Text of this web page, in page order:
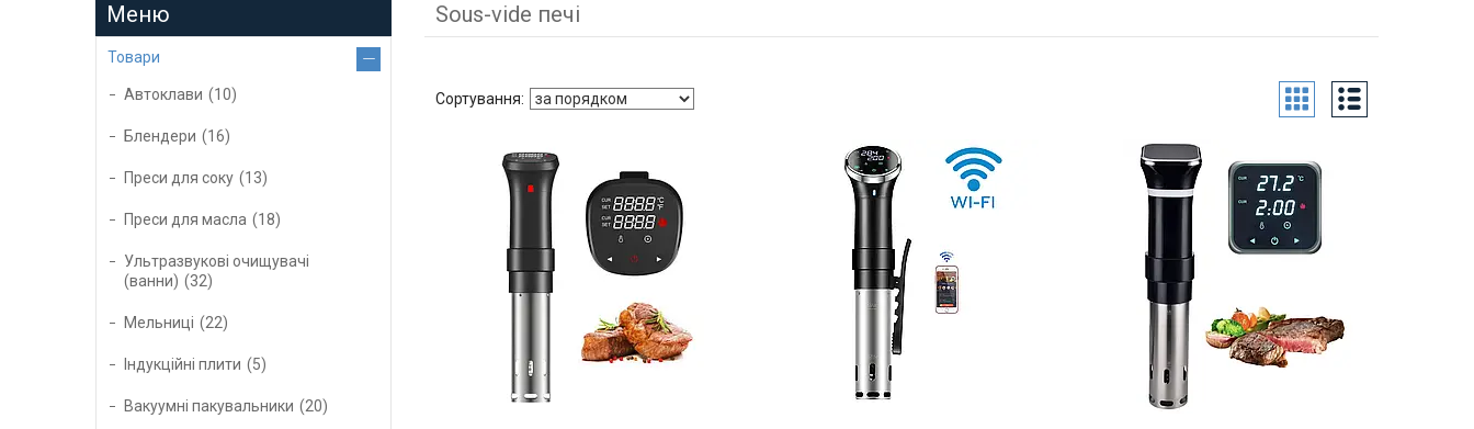
Sous-vide печі
Товари
Автоклави 10
Блендери 16
Преси для соку 13
Преси для масла 18
Ультразвукові очищувачі
(ванни)
32
Мельниці 22
Індукційні плити 5
Вакуумні пакувальники 20